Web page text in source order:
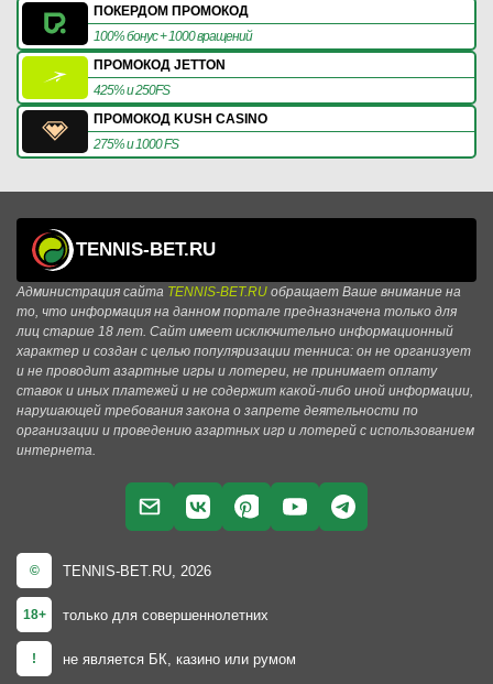
ПОКЕРДОМ ПРОМОКОД
100% бонус + 1000 вращений
ПРОМОКОД JETTON
425% и 250FS
ПРОМОКОД KUSH CASINO
275% и 1000 FS
TENNIS-BET.RU
Администрация сайта TENNIS-BET.RU обращает Ваше внимание на
то, что информация на данном портале предназначена только для
лиц старше 18 лет. Сайт имеет исключительно информационный
характер и создан с целью популяризации тенниса: он не организует
и не проводит азартные игры и лотереи, не принимает оплату
ставок и иных платежей и не содержит какой-либо иной информации,
нарушающей требования закона о запрете деятельности по
организации и проведению азартных игр и лотерей с использованием
интернета.
© TENNIS-BET.RU, 2026
18+ только для совершеннолетних
! не является БК, казино или румом